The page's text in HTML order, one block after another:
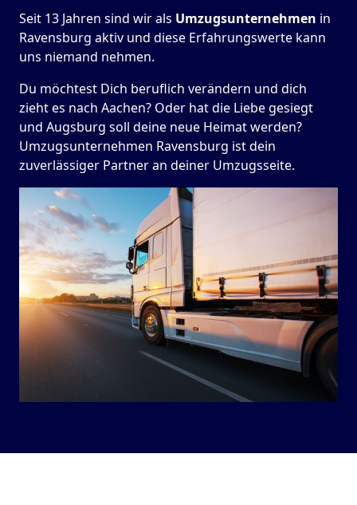
Seit 13 Jahren sind wir als Umzugsunternehmen in
Ravensburg aktiv und diese Erfahrungswerte kann
uns niemand nehmen.
Du möchtest Dich beruflich verändern und dich
zieht es nach Aachen? Oder hat die Liebe gesiegt
und Augsburg soll deine neue Heimat werden?
Umzugsunternehmen Ravensburg ist dein
zuverlässiger Partner an deiner Umzugsseite.